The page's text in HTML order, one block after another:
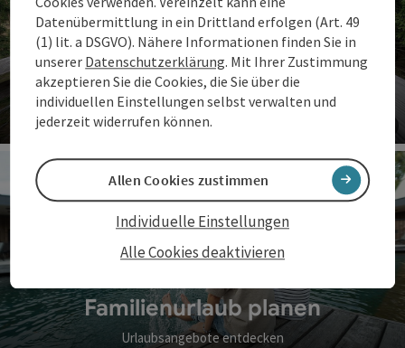
Familienzeit erleben
Erlebnisse für Groß & Klein
Familienurlaub planen
Urlaubsangebote entdecken
Datenübermittlung in ein Drittland erfolgen (Art. 49
(1) lit. a DSGVO). Nähere Informationen finden Sie in
unserer Datenschutzerklärung. Mit Ihrer Zustimmung
akzeptieren Sie die Cookies, die Sie über die
individuellen Einstellungen selbst verwalten und
jederzeit widerrufen können.
Alle Cookies deaktivieren
Individuelle Einstellungen
Allen Cookies zustimmen